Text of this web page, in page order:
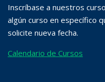
Inscríbase a nuestros
algún curso en específico
solicite nueva fecha.
Calendario de Cursos